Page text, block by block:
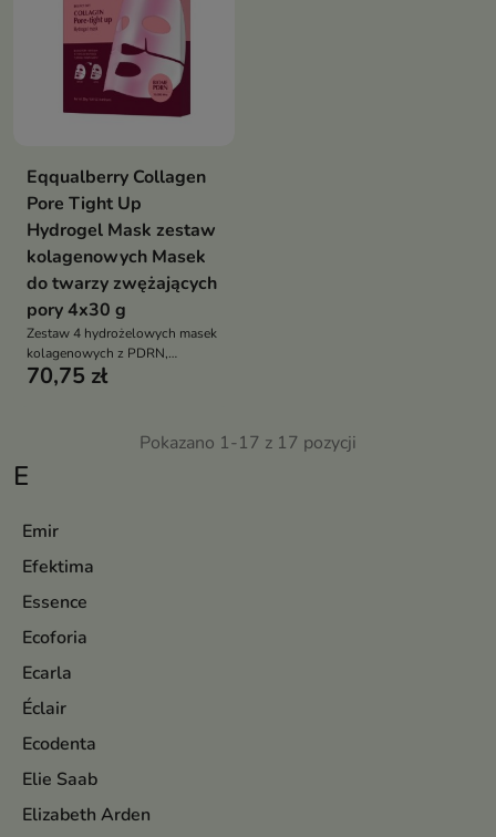
E
Emir
Efektima
Essence
Ecoforia
Ecarla
Éclair
Ecodenta
Elie Saab
Elizabeth Arden
Eqqualberry Collagen
Pore Tight Up
Hydrogel Mask zestaw
kolagenowych Masek
do twarzy zwężających
pory 4x30 g
Zestaw 4 hydrożelowych masek
kolagenowych z PDRN,
peptydami i niacynamidem –
70,75 zł
Pokazano 1-17 z 17 pozycji